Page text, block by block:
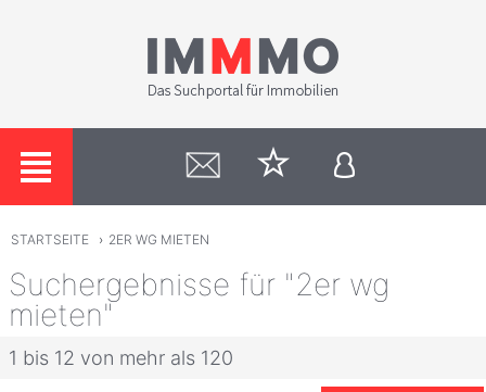
STARTSEITE › 2ER WG MIETEN
Suchergebnisse für "2er wg
mieten"
1 bis 12 von mehr als 120